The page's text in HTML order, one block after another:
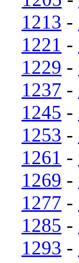
1213 -
1221 -
1229 -
1237 -
1245 -
1253 -
1261 -
1269 -
1277 -
1285 -
1293 -